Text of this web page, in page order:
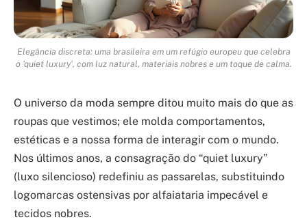
Elegância discreta: uma brasileira em um refúgio europeu que celebra
o 'quiet luxury', com luz natural, materiais nobres e um toque de calma.
O universo da moda sempre ditou muito mais do que as
roupas que vestimos; ele molda comportamentos,
estéticas e a nossa forma de interagir com o mundo.
Nos últimos anos, a consagração do “quiet luxury”
(luxo silencioso) redefiniu as passarelas, substituindo
logomarcas ostensivas por alfaiataria impecável e
tecidos nobres.